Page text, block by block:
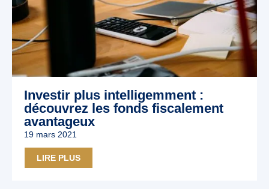
Investir plus intelligemment :
découvrez les fonds fiscalement
avantageux
19 mars 2021
LIRE PLUS